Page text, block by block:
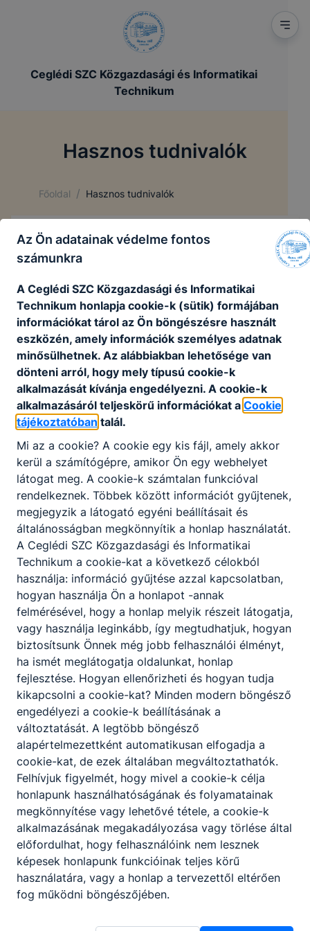
Ceglédi SZC Közgazdasági és Informatikai
Technikum
Hasznos tudnivalók
Főoldal / Hasznos tudnivalók
Hasznos tudnivalók
felvételi tájékoztató 2025.
Letöltés
Partnereink
Ceglédi SZC Közgazdasági és Informatikai
Technikum
Az Ön adatainak védelme fontos
számunkra
A Ceglédi SZC Közgazdasági és Informatikai
Technikum honlapja cookie-k (sütik) formájában
információkat tárol az Ön böngészésre használt
eszközén, amely információk személyes adatnak
minősülhetnek. Az alábbiakban lehetősége van
dönteni arról, hogy mely típusú cookie-k
alkalmazását kívánja engedélyezni. A cookie-k
alkalmazásáról teljeskörű információkat a Cookie
tájékoztatóban talál.
Mi az a cookie? A cookie egy kis fájl, amely akkor
kerül a számítógépre, amikor Ön egy webhelyet
látogat meg. A cookie-k számtalan funkcióval
rendelkeznek. Többek között információt gyűjtenek,
megjegyzik a látogató egyéni beállításait és
általánosságban megkönnyítik a honlap használatát.
A Ceglédi SZC Közgazdasági és Informatikai
Technikum a cookie-kat a következő célokból
használja: információ gyűjtése azzal kapcsolatban,
hogyan használja Ön a honlapot -annak
felmérésével, hogy a honlap melyik részeit látogatja,
vagy használja leginkább, így megtudhatjuk, hogyan
biztosítsunk Önnek még jobb felhasználói élményt,
ha ismét meglátogatja oldalunkat, honlap
fejlesztése. Hogyan ellenőrizheti és hogyan tudja
kikapcsolni a cookie-kat? Minden modern böngésző
engedélyezi a cookie-k beállításának a
változtatását. A legtöbb böngésző
alapértelmezettként automatikusan elfogadja a
cookie-kat, de ezek általában megváltoztathatók.
Felhívjuk figyelmét, hogy mivel a cookie-k célja
honlapunk használhatóságának és folyamatainak
megkönnyítése vagy lehetővé tétele, a cookie-k
alkalmazásának megakadályozása vagy törlése által
előfordulhat, hogy felhasználóink nem lesznek
képesek honlapunk funkcióinak teljes körű
használatára, vagy a honlap a tervezettől eltérően
fog működni böngészőjében.